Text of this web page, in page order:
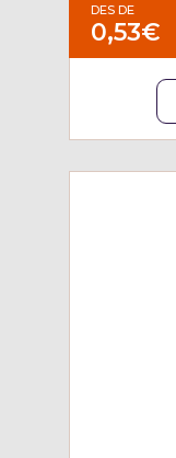
DES DE
0,53€